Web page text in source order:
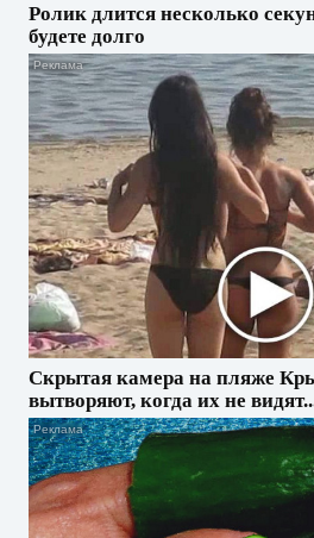
Ролик длится несколько
будете долго
Скрытая камера на пляже
вытворяют, когда их не